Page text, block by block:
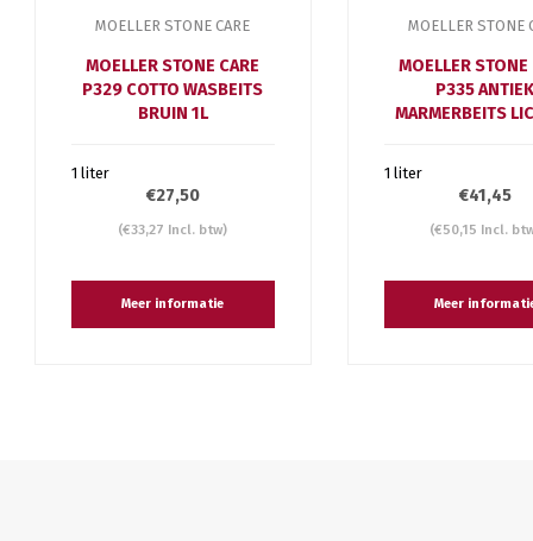
MOELLER STONE CARE
MOELLER STONE CARE
P329 COTTO WASBEITS
BRUIN 1L
1 liter
€27,50
(€33,27 Incl. btw)
Meer informatie
MOELLER STONE
MOELLER STONE
P335
MARMERBEITS
1 liter
€41,45
(€50,15 Incl.
Meer